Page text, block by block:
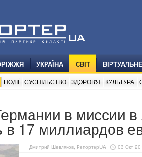
УКРАЇНА СВІТ
ПОДІЇ СУСПІЛЬСТВО ЗДОРОВ'Я КУЛЬТУРА
в миссии
в 17 миллиардов
Дмитрий Шевляков, РепортерUA 03 Окт